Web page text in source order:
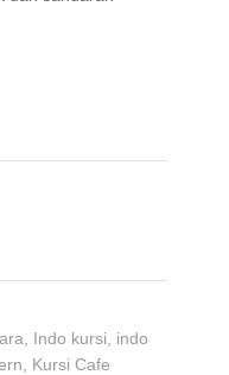
Indo kursi
indo
Kursi Cafe